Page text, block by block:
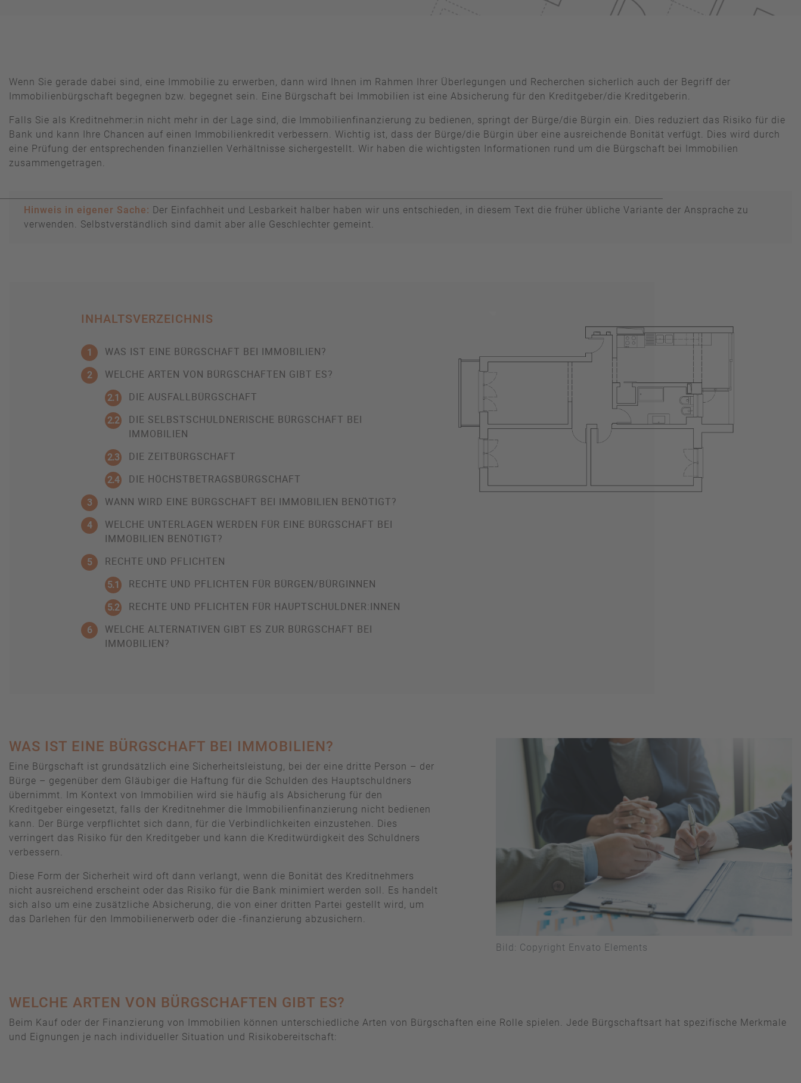
Wenn Sie gerade dabei sind, eine Immobilie zu erwerben, dann wird Ihnen im Rahmen Ihrer Überlegungen und Recherchen sicherlich auch der Begriff der
Immobilienbürgschaft begegnen bzw. begegnet sein. Eine Bürgschaft bei Immobilien ist eine Absicherung für den Kreditgeber/die Kreditgeberin.
Falls Sie als Kreditnehmer:in nicht mehr in der Lage sind, die Immobilienfinanzierung zu bedienen, springt der Bürge/die Bürgin ein. Dies reduziert das Risiko für die
Bank und kann Ihre Chancen auf einen Immobilienkredit verbessern. Wichtig ist, dass der Bürge/die Bürgin über eine ausreichende Bonität verfügt. Dies wird durch
eine Prüfung der entsprechenden finanziellen Verhältnisse sichergestellt. Wir haben die wichtigsten Informationen rund um die Bürgschaft bei Immobilien
zusammengetragen.
Hinweis in eigener Sache: Der Einfachheit und Lesbarkeit halber haben wir uns entschieden, in diesem Text die früher übliche Variante der Ansprache zu
verwenden. Selbstverständlich sind damit aber alle Geschlechter gemeint.
INHALTSVERZEICHNIS
1 WAS IST EINE BÜRGSCHAFT BEI IMMOBILIEN?
2 WELCHE ARTEN VON BÜRGSCHAFTEN GIBT ES?
2.1 DIE AUSFALLBÜRGSCHAFT
2.2
DIE SELBSTSCHULDNERISCHE BÜRGSCHAFT BEI
IMMOBILIEN
2.3 DIE ZEITBÜRGSCHAFT
2.4 DIE HÖCHSTBETRAGSBÜRGSCHAFT
3 WANN WIRD EINE BÜRGSCHAFT BEI IMMOBILIEN BENÖTIGT?
4
WELCHE UNTERLAGEN WERDEN FÜR EINE BÜRGSCHAFT BEI
IMMOBILIEN BENÖTIGT?
5 RECHTE UND PFLICHTEN
5.1 RECHTE UND PFLICHTEN FÜR BÜRGEN/BÜRGINNEN
5.2 RECHTE UND PFLICHTEN FÜR HAUPTSCHULDNER:INNEN
6
WELCHE ALTERNATIVEN GIBT ES ZUR BÜRGSCHAFT BEI
IMMOBILIEN?
WAS IST EINE BÜRGSCHAFT BEI IMMOBILIEN?
Eine Bürgschaft ist grundsätzlich eine Sicherheitsleistung, bei der eine dritte Person – der
Bürge – gegenüber dem Gläubiger die Haftung für die Schulden des Hauptschuldners
übernimmt. Im Kontext von Immobilien wird sie häufig als Absicherung für den
Kreditgeber eingesetzt, falls der Kreditnehmer die Immobilienfinanzierung nicht bedienen
kann. Der Bürge verpflichtet sich dann, für die Verbindlichkeiten einzustehen. Dies
verringert das Risiko für den Kreditgeber und kann die Kreditwürdigkeit des Schuldners
verbessern.
Diese Form der Sicherheit wird oft dann verlangt, wenn die Bonität des Kreditnehmers
nicht ausreichend erscheint oder das Risiko für die Bank minimiert werden soll. Es handelt
sich also um eine zusätzliche Absicherung, die von einer dritten Partei gestellt wird, um
das Darlehen für den Immobilienerwerb oder die -finanzierung abzusichern.
Bild: Copyright Envato Elements
WELCHE ARTEN VON BÜRGSCHAFTEN GIBT ES?
Beim Kauf oder der Finanzierung von Immobilien können unterschiedliche Arten von Bürgschaften eine Rolle spielen. Jede Bürgschaftsart hat spezifische Merkmale
und Eignungen je nach individueller Situation und Risikobereitschaft: